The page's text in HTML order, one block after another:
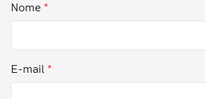
Nome *
E-mail *